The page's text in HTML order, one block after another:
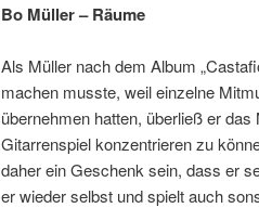
Bo Müller – Räume
Als Müller nach dem Album
machen musste, weil einzelne
übernehmen hatten, überließ er
Gitarrenspiel konzentrieren zu
daher ein Geschenk sein, dass er
er wieder selbst und spielt auch